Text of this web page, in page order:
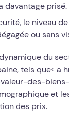
davantage prisé.
le niveau
ou sans
du
tels que< a
des-biens-
et
des prix.